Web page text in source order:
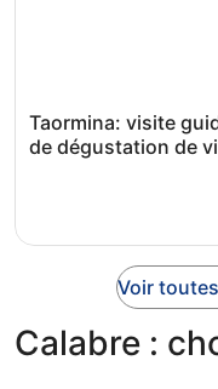
Taormina: visite
de dégustation de
Voir
Calabre :